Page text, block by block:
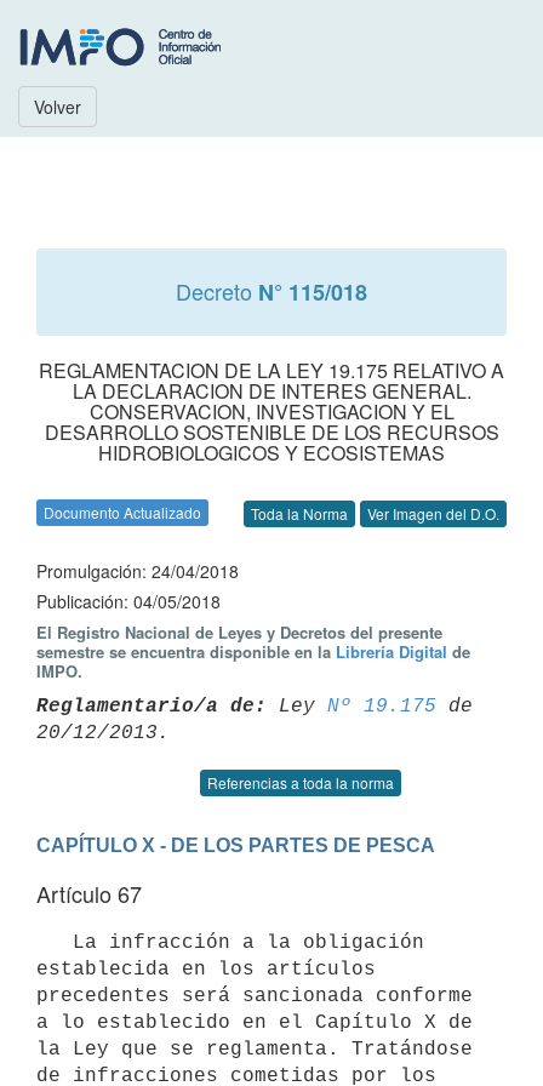
Volver
Decreto N° 115/018
REGLAMENTACION DE LA LEY 19.175 RELATIVO A
LA DECLARACION DE INTERES GENERAL.
CONSERVACION, INVESTIGACION Y EL
DESARROLLO SOSTENIBLE DE LOS RECURSOS
HIDROBIOLOGICOS Y ECOSISTEMAS
Documento Actualizado Toda la Norma Ver Imagen del D.O.
Promulgación: 24/04/2018
Publicación: 04/05/2018
El Registro Nacional de Leyes y Decretos del presente
semestre se encuentra disponible en la Librería Digital de
IMPO.
Reglamentario/a de: Ley Nº 19.175 de
Referencias a toda la norma
CAPÍTULO X - DE LOS PARTES DE PESCA
Artículo 67
establecida en los artículos
precedentes será sancionada conforme
a lo establecido en el Capítulo X de
la Ley que se reglamenta. Tratándose
de infracciones cometidas por los